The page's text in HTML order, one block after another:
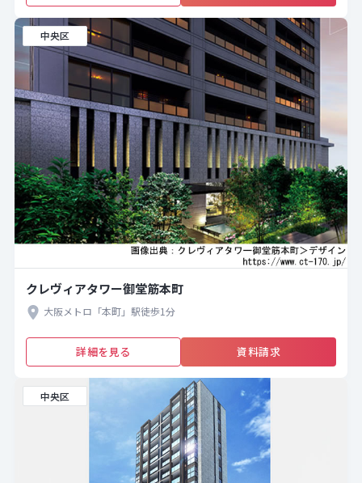
中央区
クレヴィアタワー御堂筋本町
大阪メトロ「本町」駅徒歩1分
詳細を見る 資料請求
中央区